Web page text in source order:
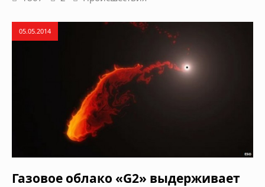
05.05.2014
Газовое облако «G2» выдерживает